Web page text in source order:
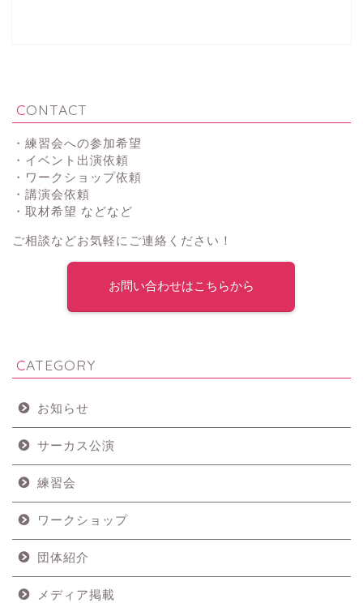
CONTACT
・練習会への参加希望
・イベント出演依頼
・ワークショップ依頼
・講演会依頼
・取材希望 などなど
ご相談などお気軽にご連絡ください！
お問い合わせはこちらから
CATEGORY
お知らせ
サーカス公演
練習会
ワークショップ
団体紹介
メディア掲載